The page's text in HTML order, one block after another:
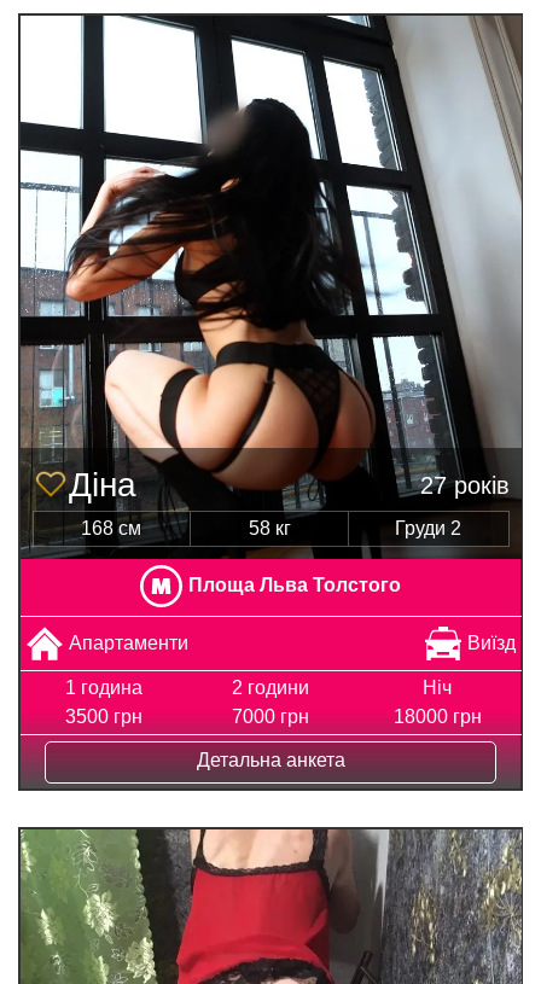
Діна 27 років
168 см 58 кг Груди 2
Площа Льва Толстого
Апартаменти Виїзд
1 година
3500 грн
2 години
7000 грн
Ніч
18000 грн
Детальна анкета